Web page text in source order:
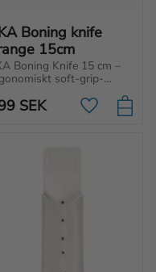
Boning knife
15cm
Boning Knife 15 cm –
soft-grip-
för perfekt kontroll
snitt vid
Skapad för säker
SEK Lägg till i